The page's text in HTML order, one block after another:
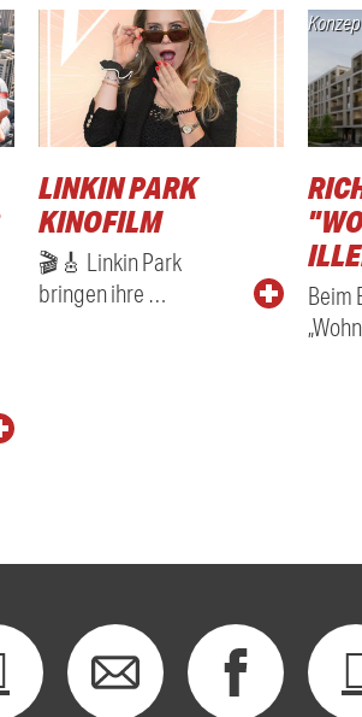
LINKIN PARK
KINOFILM
🎬🎸 Linkin Park
bringen ihre …
Beim